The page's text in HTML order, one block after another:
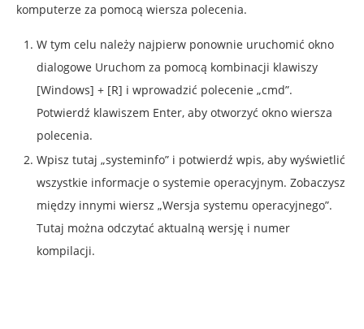
komputerze za pomocą wiersza polecenia.
W tym celu należy najpierw ponownie uruchomić okno
dialogowe Uruchom za pomocą kombinacji klawiszy
[Windows] + [R] i wprowadzić polecenie „cmd”.
Potwierdź klawiszem Enter, aby otworzyć okno wiersza
polecenia.
Wpisz tutaj „systeminfo” i potwierdź wpis, aby wyświetlić
wszystkie informacje o systemie operacyjnym. Zobaczysz
między innymi wiersz „Wersja systemu operacyjnego”.
Tutaj można odczytać aktualną wersję i numer
kompilacji.